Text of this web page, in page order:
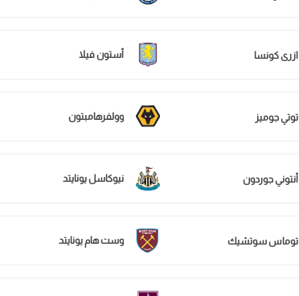
ازرى كونسا أستون فيلا
توتي جوميز وولفرهامبتون
أنتوني جوردون نيوكاسل يونايتد
توماس سوتشيك وست هام يونايتد